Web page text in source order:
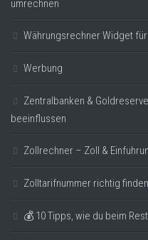
umrechnen
Währungsrechner Widget
Werbung
Zentralbanken &
beeinflussen
Zollrechner – Zoll &
Zolltarifnummer richtig
💰 10 Tipps, wie du beim